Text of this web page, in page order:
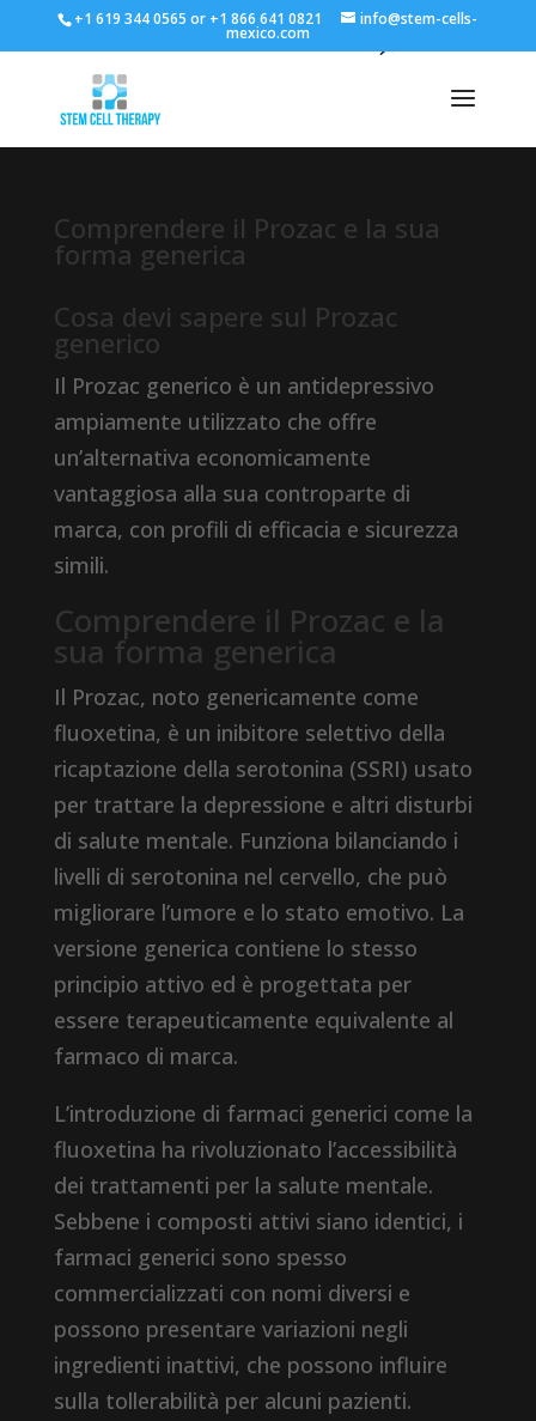
+1 619 344 0565 or +1 866 641 0821 info@stem-cells-
mexico.com
Comprendere il Prozac e la sua
forma generica
Cosa devi sapere sul Prozac
generico
Il Prozac generico è un antidepressivo
ampiamente utilizzato che offre
un’alternativa economicamente
vantaggiosa alla sua controparte di
marca, con profili di efficacia e sicurezza
simili.
Comprendere il Prozac e la
sua forma generica
Il Prozac, noto genericamente come
fluoxetina, è un inibitore selettivo della
ricaptazione della serotonina (SSRI) usato
per trattare la depressione e altri disturbi
di salute mentale. Funziona bilanciando i
livelli di serotonina nel cervello, che può
migliorare l’umore e lo stato emotivo. La
versione generica contiene lo stesso
principio attivo ed è progettata per
essere terapeuticamente equivalente al
farmaco di marca.
L’introduzione di farmaci generici come la
fluoxetina ha rivoluzionato l’accessibilità
dei trattamenti per la salute mentale.
Sebbene i composti attivi siano identici, i
farmaci generici sono spesso
commercializzati con nomi diversi e
possono presentare variazioni negli
ingredienti inattivi, che possono influire
sulla tollerabilità per alcuni pazienti.